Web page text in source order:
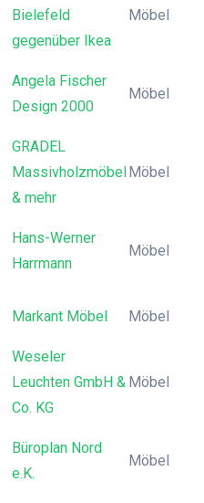
Bielefeld
gegenüber Ikea
Möbel
Angela Fischer
Design 2000
Möbel
GRADEL
Massivholzmöbel
& mehr
Möbel
Hans-Werner
Harrmann
Möbel
Markant Möbel Möbel
Weseler
Leuchten GmbH &
Co. KG
Möbel
Büroplan Nord
e.K.
Möbel